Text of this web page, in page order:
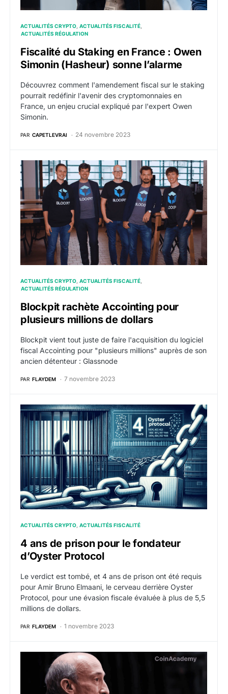
ACTUALITÉS CRYPTO ACTUALITÉS FISCALITÉ
ACTUALITÉS RÉGULATION
Fiscalité du Staking en France : Owen
Simonin (Hasheur) sonne l’alarme
Découvrez comment l'amendement fiscal sur le staking
pourrait redéfinir l'avenir des cryptomonnaies en
France, un enjeu crucial expliqué par l'expert Owen
Simonin.
PAR CAPETLEVRAI 24 novembre 2023
Blockpit rachète Accointing pour plusieurs millions
ACTUALITÉS CRYPTO ACTUALITÉS FISCALITÉ
ACTUALITÉS RÉGULATION
Blockpit rachète Accointing pour
plusieurs millions de dollars
Blockpit vient tout juste de faire l'acquisition du logiciel
fiscal Accointing pour "plusieurs millions" auprès de son
ancien détenteur : Glassnode
PAR FLAYDEM 7 novembre 2023
4 ans de prison pour le fondateur d’Oyster Protocol
ACTUALITÉS CRYPTO ACTUALITÉS FISCALITÉ
4 ans de prison pour le fondateur
d’Oyster Protocol
Le verdict est tombé, et 4 ans de prison ont été requis
pour Amir Bruno Elmaani, le cerveau derrière Oyster
Protocol, pour une évasion fiscale évaluée à plus de 5,5
millions de dollars.
PAR FLAYDEM 1 novembre 2023
La SEC aurait prélevé 5 milliards de dollars en 2023